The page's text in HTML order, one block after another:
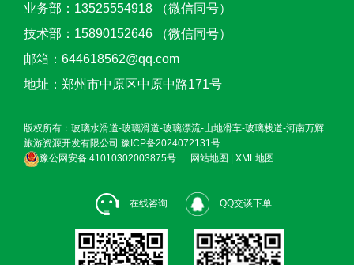
业务部：13525554918 （微信同号）
技术部：15890152646 （微信同号）
邮箱：644618562@qq.com
地址：郑州市中原区中原中路171号
版权所有：玻璃水滑道-玻璃滑道-玻璃漂流-山地滑车-玻璃栈道-河南万辉
旅游资源开发有限公司 豫ICP备2024072131号
豫公网安备 41010302003875号
网站地图 | XML地图
在线咨询 QQ交谈下单